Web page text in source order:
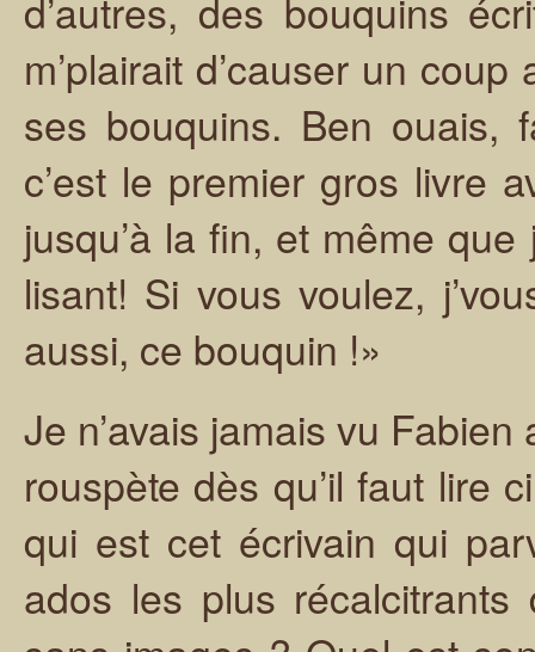
d’autres, des bouquins
m’plairait d’causer un
ses bouquins. Ben ouais,
c’est le premier gros livre
jusqu’à la fin, et même
lisant! Si vous voulez,
aussi, ce bouquin !»
Je n’avais jamais vu
rouspète dès qu’il faut lire
qui est cet écrivain qui
ados les plus